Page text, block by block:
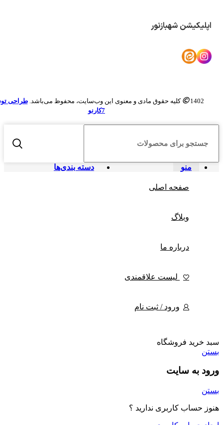
اپلیکیشن شهبازنور
1402 کلیه حقوق مادی و معنوی این وب‌سایت، محفوظ می‌باشد.
طراحی
7کارنو
منو دسته بندی‌ها
صفحه اصلی
وبلاگ
درباره ما
لیست علاقمندی
ورود / ثبت نام
سبد خرید فروشگاه
بستن
ورود به سایت
بستن
هنوز حساب کاربری ندارید ؟